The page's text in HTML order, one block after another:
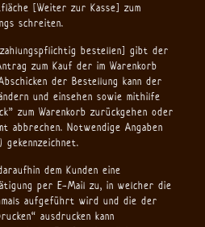
[Weiter zur Kasse] zum
schreiten.
bestellen] gibt der
zum Kauf der im Warenkorb
der Bestellung kann der
und einsehen sowie mithilfe
zum Warenkorb zurückgehen oder
abbrechen. Notwendige Angaben
gekennzeichnet.
dem Kunden eine
per E-Mail zu, in welcher die
aufgeführt wird und die der
ausdrucken kann